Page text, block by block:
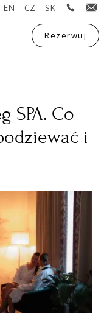
EN CZ SK
Rezerwuj
Rezerwuj
SPA. Co
i